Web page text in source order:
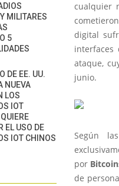
cualquier
digital
interfaces
ataque,
junio.
Según
por
de
MILITARES
5
DE EE. UU.
NUEVA
LOS
IOT
EL USO DE
IOT CHINOS